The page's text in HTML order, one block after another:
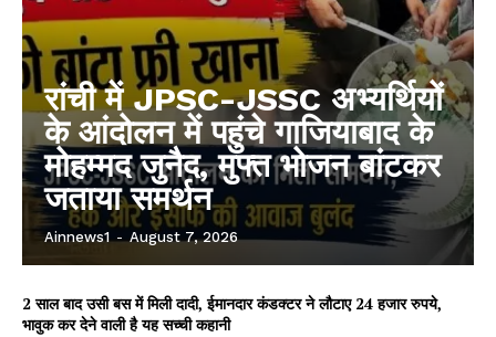
रांची में JPSC-JSSC अभ्यर्थियों
के आंदोलन में पहुंचे गाजियाबाद के
मोहम्मद जुनैद, मुफ्त भोजन बांटकर
जताया समर्थन
Ainnews1 - August 7, 2026
2 साल बाद उसी बस में मिली दादी, ईमानदार कंडक्टर ने लौटाए 24 हजार रुपये,
भावुक कर देने वाली है यह सच्ची कहानी